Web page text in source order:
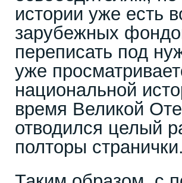
истории уже есть
зарубежных
переписать под
уже
национальной
время Великой
отводился целый
полторы странички.